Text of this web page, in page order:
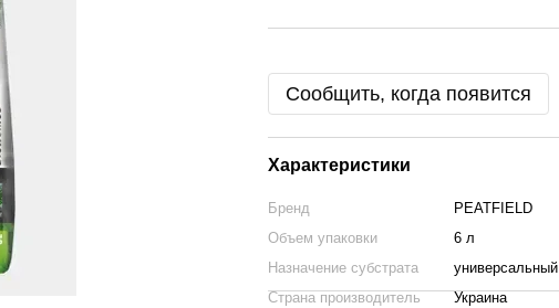
Сообщить, когда появится
Характеристики
Бренд
PEATFIELD
Объем упаковки
6 л
Назначение субстрата
универсальный
Страна производитель
Украина